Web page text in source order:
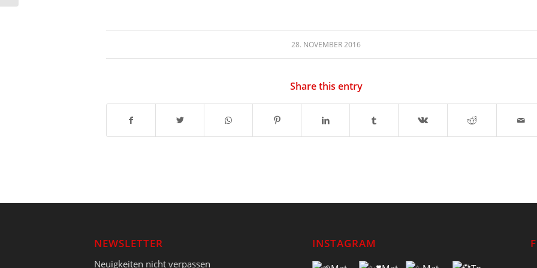
28. NOVEMBER 2016
Share this entry
NEWSLETTER
Neuigkeiten nicht verpassen
INSTAGRAM